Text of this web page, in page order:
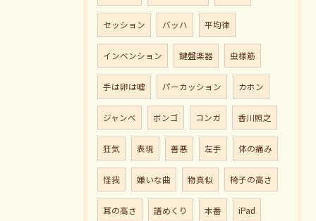
セッション バッハ 平均律
インベンション 鍵盤楽器 虫様筋
手は卵は嘘 パーカッション カホン
ジャンべ ボンゴ コンガ 香川照之
狂気 表現 善悪 左手 体の痛み
怪我 嫌いな曲 物真似 椅子の高さ
耳の高さ 譜めくり 本番 iPad